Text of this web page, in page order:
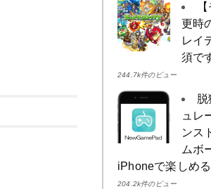
更時
レイ
須で
244.7k件のビュー
脱
ュレ
ンス
ムボ
iPhoneで楽しめる
204.2k件のビュー